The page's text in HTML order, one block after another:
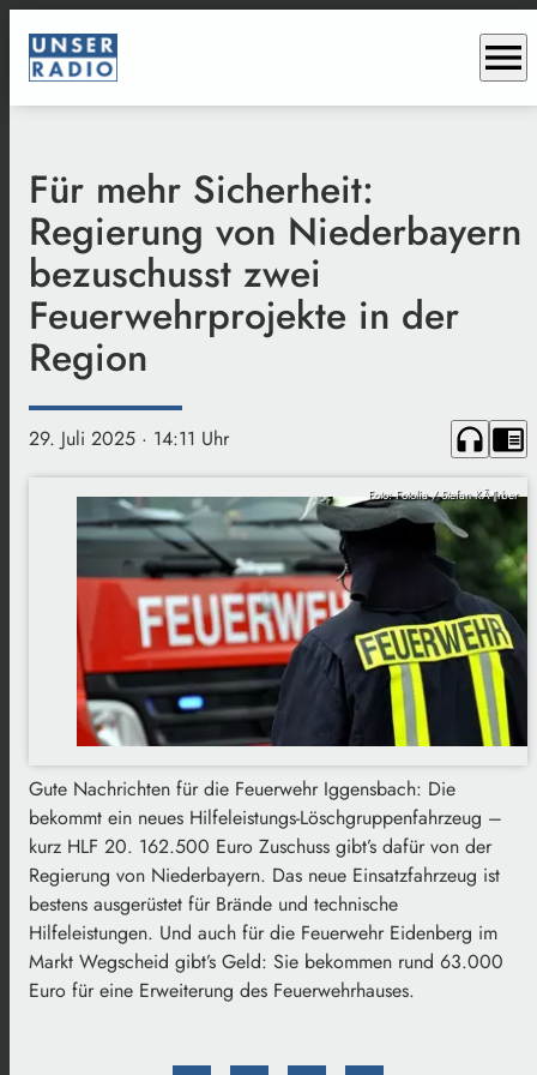
menu
Für mehr Sicherheit:
Regierung von Niederbayern
bezuschusst zwei
Feuerwehrprojekte in der
Region
29. Juli 2025 · 14:11 Uhr headphones chrome_reader_mode
Foto: Fotolia / Stefan KÃ¶rber
Gute Nachrichten für die Feuerwehr Iggensbach: Die
bekommt ein neues Hilfeleistungs-Löschgruppenfahrzeug –
kurz HLF 20. 162.500 Euro Zuschuss gibt’s dafür von der
Regierung von Niederbayern. Das neue Einsatzfahrzeug ist
bestens ausgerüstet für Brände und technische
Hilfeleistungen. Und auch für die Feuerwehr Eidenberg im
Markt Wegscheid gibt’s Geld: Sie bekommen rund 63.000
Euro für eine Erweiterung des Feuerwehrhauses.